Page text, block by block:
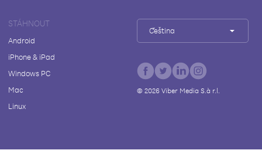
STÁHNOUT
Android
iPhone & iPad
Windows PC
Mac
Linux
Čeština
© 2026Viber Media S.à r.l.